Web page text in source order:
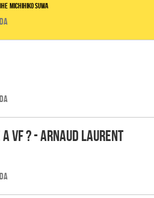
Michihiko Suwa
VF ? - Arnaud Laurent